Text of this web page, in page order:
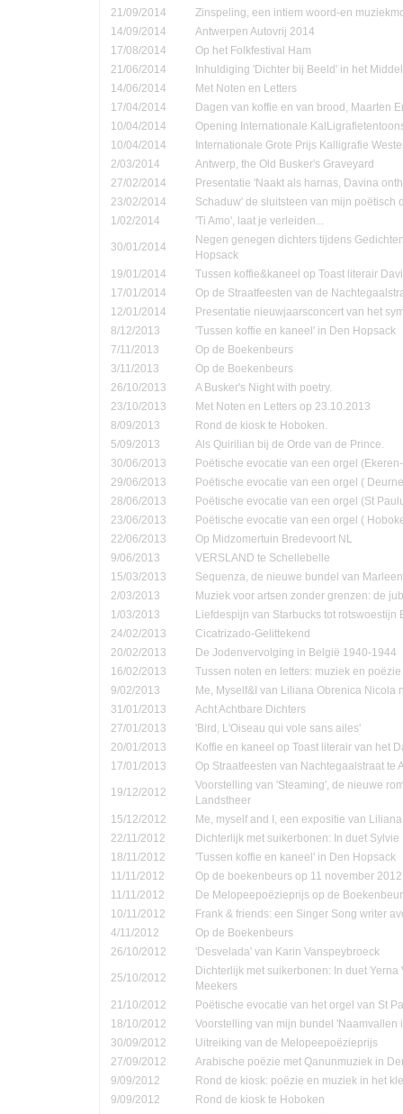
21/09/2014
Zinspeling, een intiem woord-en
14/09/2014
Antwerpen Autovrij 2014
17/08/2014
Op het Folkfestival Ham
21/06/2014
Inhuldiging 'Dichter bij Beeld' in het
14/06/2014
Met Noten en Letters
17/04/2014
Dagen van koffie en van brood, Maarten
10/04/2014
Opening Internationale
10/04/2014
Internationale Grote Prijs Kalligrafie
2/03/2014
Antwerp, the Old Busker's Graveyard
27/02/2014
Presentatie 'Naakt als harnas, Davina
23/02/2014
Schaduw' de sluitsteen van mijn poëtisch
1/02/2014
'Ti Amo', laat je verleiden...
30/01/2014
Negen genegen dichters tijdens
Hopsack
19/01/2014
Tussen koffie&kaneel op Toast literair
17/01/2014
Op de Straatfeesten van de
12/01/2014
Presentatie nieuwjaarsconcert van het
8/12/2013
'Tussen koffie en kaneel' in Den Hopsack
7/11/2013
Op de Boekenbeurs
3/11/2013
Op de Boekenbeurs
26/10/2013
A Busker's Night with poetry.
23/10/2013
Met Noten en Letters op 23.10.2013
8/09/2013
Rond de kiosk te Hoboken.
5/09/2013
Als Quirilian bij de Orde van de Prince.
30/06/2013
Poëtische evocatie van een orgel
29/06/2013
Poëtische evocatie van een orgel (
28/06/2013
Poëtische evocatie van een orgel (St
23/06/2013
Poëtische evocatie van een orgel (
22/06/2013
Op Midzomertuin Bredevoort NL
9/06/2013
VERSLAND te Schellebelle
15/03/2013
Sequenza, de nieuwe bundel van
2/03/2013
Muziek voor artsen zonder grenzen: de
1/03/2013
Liefdespijn van Starbucks tot rotswoestijn
24/02/2013
Cicatrizado-Gelittekend
20/02/2013
De Jodenvervolging in België 1940-1944
16/02/2013
Tussen noten en letters: muziek en
9/02/2013
Me, Myself&I van Liliana Obrenica Nicola
31/01/2013
Acht Achtbare Dichters
27/01/2013
'Bird, L'Oiseau qui vole sans ailes'
20/01/2013
Koffie en kaneel op Toast literair van het
17/01/2013
Op Straatfeesten van Nachtegaalstraat te
19/12/2012
Voorstelling van 'Steaming', de nieuwe
Landstheer
15/12/2012
Me, myself and I, een expositie van
22/11/2012
Dichterlijk met suikerbonen: In duet
18/11/2012
'Tussen koffie en kaneel' in Den Hopsack
11/11/2012
Op de boekenbeurs op 11 november 2012
11/11/2012
De Melopeepoëzieprijs op de
10/11/2012
Frank & friends: een Singer Song writer
4/11/2012
Op de Boekenbeurs
26/10/2012
'Desvelada' van Karin Vanspeybroeck
25/10/2012
Dichterlijk met suikerbonen: In duet
Meekers
21/10/2012
Poëtische evocatie van het orgel van St
18/10/2012
Voorstelling van mijn bundel 'Naamvallen
30/09/2012
Uitreiking van de Melopeepoëzieprijs
27/09/2012
Arabische poëzie met Qanunmuziek in
9/09/2012
Rond de kiosk: poëzie en muziek in het
9/09/2012
Rond de kiosk te Hoboken